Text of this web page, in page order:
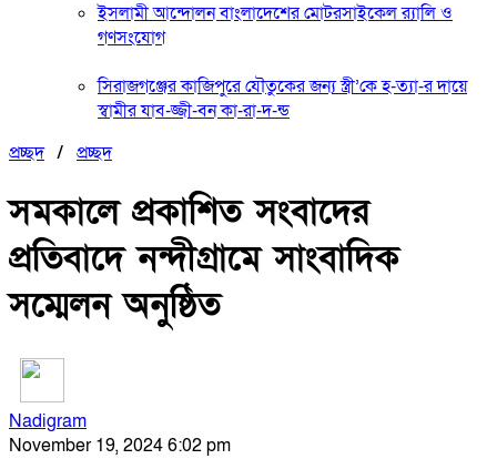
ইসলামী আন্দোলন বাংলাদেশের মোটরসাইকেল র‍্যালি ও
গণসংযোগ
সিরাজগঞ্জের কাজিপুরে যৌতুকের জন্য স্ত্রী’কে হ-ত্যা-র দায়ে
স্বামীর যাব-জ্জী-বন কা-রা-দ-ন্ড
প্রচ্ছদ/ প্রচ্ছদ
সমকালে প্রকাশিত সংবাদের
প্রতিবাদে নন্দীগ্রামে সাংবাদিক
সম্মেলন অনুষ্ঠিত
Nadigram
November 19, 2024 6:02 pm